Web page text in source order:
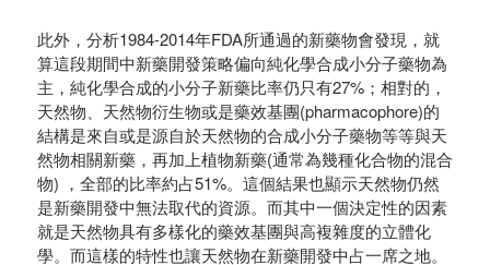
此外，分析1984-2014年FDA所通過的新藥物會發現，就
算這段期間中新藥開發策略偏向純化學合成小分子藥物為
主，純化學合成的小分子新藥比率仍只有27%；相對的，
天然物、天然物衍生物或是藥效基團(pharmacophore)的
結構是來自或是源自於天然物的合成小分子藥物等等與天
然物相關新藥，再加上植物新藥(通常為幾種化合物的混合
物) ，全部的比率約占51%。這個結果也顯示天然物仍然
是新藥開發中無法取代的資源。而其中一個決定性的因素
就是天然物具有多樣化的藥效基團與高複雜度的立體化
學。而這樣的特性也讓天然物在新藥開發中占一席之地。